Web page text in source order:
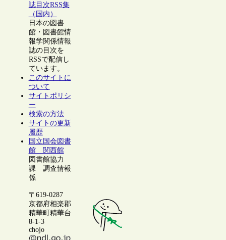
誌目次RSS集
（国内）
日本の図書
館・図書館情
報学関係情報
誌の目次を
RSSで配信し
ています。
このサイトに
ついて
サイトポリシ
ー
検索の方法
サイトの更新
履歴
国立国会図書
館 関西館
図書館協力
課 調査情報
係
〒619-0287
京都府相楽郡
精華町精華台
8-1-3
chojo